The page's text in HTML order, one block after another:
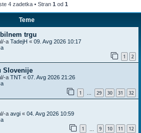
4 zadetka • Stran 1 od 1
Teme
trgu
a TadejH « 09. Avg 2026 10:17
1 2
Slovenije
a TNT « 07. Avg 2026 21:26
1 … 29 30 31 32
a avgi « 04. Avg 2026 10:59
1 9 10 11 12